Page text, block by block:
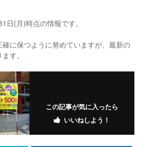
日(月)時点の情報です。
に保つように努めていますが、最新の
す。
この記事が気に入ったら
いいねしよう！